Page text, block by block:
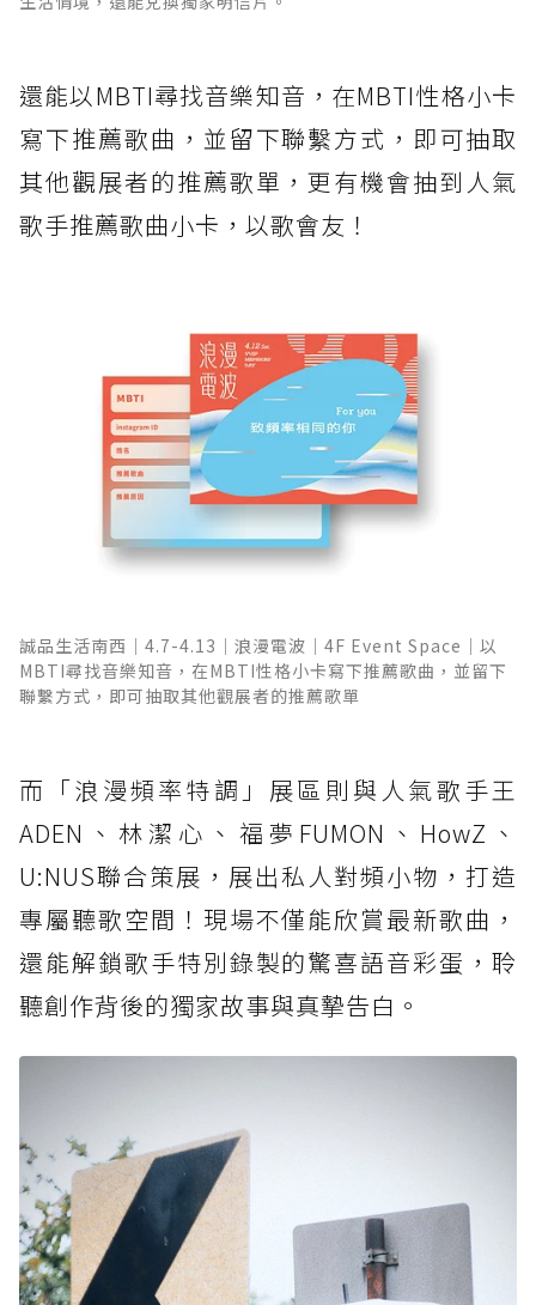
還能以MBTI尋找音樂知音，在MBTI性格小卡
寫下推薦歌曲，並留下聯繫方式，即可抽取
其他觀展者的推薦歌單，更有機會抽到人氣
歌手推薦歌曲小卡，以歌會友！
誠品生活南西｜4.7-4.13｜浪漫電波｜4F Event Space｜以
MBTI尋找音樂知音，在MBTI性格小卡寫下推薦歌曲，並留下
聯繫方式，即可抽取其他觀展者的推薦歌單
而「浪漫頻率特調」展區則與人氣歌手王
ADEN、林潔心、福夢FUMON、HowZ、
U:NUS聯合策展，展出私人對頻小物，打造
專屬聽歌空間！現場不僅能欣賞最新歌曲，
還能解鎖歌手特別錄製的驚喜語音彩蛋，聆
聽創作背後的獨家故事與真摯告白。